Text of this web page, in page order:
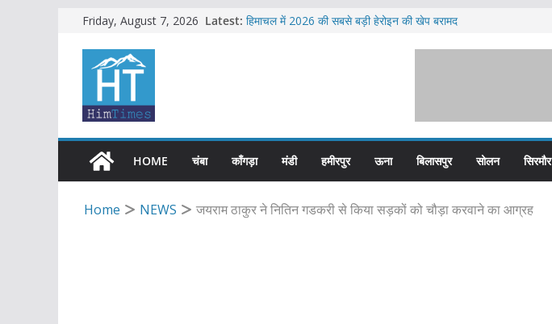
content
Friday, August 7, 2026 Latest: हिमाचल में 2026 की सबसे बड़ी हेरोइन की खेप बरामद
एचआरटीसी की बसों में अब हिम बस प्लस कार्ड से होगा रियायती सफर
HOME चंबा काँगड़ा मंडी हमीरपुर ऊना बिलासपुर सोलन सिरमौर
Home NEWS जयराम ठाकुर ने नितिन गडकरी से किया सड़कों को चौड़ा करवाने का आग्रह